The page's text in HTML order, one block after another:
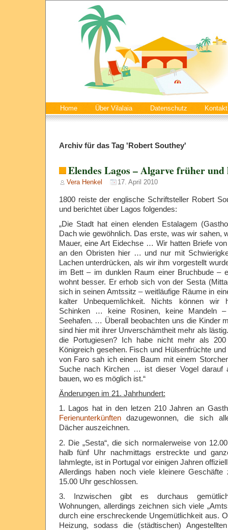
Home Über Vilalaia Datenschutz Kontakt
Archiv für das Tag 'Robert Southey'
Elendes Lagos – Algarve früher und
Vera Henkel 17. April 2010
1800 reiste der englische Schriftsteller Robert
und berichtet über Lagos folgendes:
„Die Stadt hat einen elenden Estalagem
Dach wie gewöhnlich. Das erste, was wir sahen,
Mauer, eine Art Eidechse … Wir hatten Briefe
an den Obristen hier … und nur mit
Lachen unterdrücken, als wir ihm vorgestellt
im Bett – im dunklen Raum einer Bruchbude –
wohnt besser. Er erhob sich von der Sesta
sich in seinen Amtssitz – weitläufige Räume in
kalter Unbequemlichkeit. Nichts können wir
Schinken … keine Rosinen, keine Mandeln
Seehafen. … Überall beobachten uns die Kinder
sind hier mit ihrer Unverschämtheit mehr als
die Portugiesen? Ich habe nicht mehr als
Königreich gesehen. Fisch und Hülsenfrüchte
von Faro sah ich einen Baum mit einem
Suche nach Kirchen … ist dieser Vogel darauf
bauen, wo es möglich ist.“
Änderungen im 21. Jahrhundert:
1. Lagos hat in den letzen 210 Jahren an
Ferienunterkünftendazugewonnen, die sich
Dächer auszeichnen.
2. Die „Sesta“, die sich normalerweise von
halb fünf Uhr nachmittags erstreckte und
lahmlegte, ist in Portugal vor einigen Jahren
Allerdings haben noch viele kleinere Geschäfte
15.00 Uhr geschlossen.
3. Inzwischen gibt es durchaus
Wohnungen, allerdings zeichnen sich viele
durch eine erschreckende Ungemütlichkeit aus.
Heizung, sodass die (städtischen)